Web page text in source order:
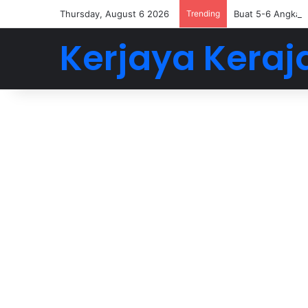
Thursday, August 6 2026 Trending Buat 5-6 Angka
Kerjaya